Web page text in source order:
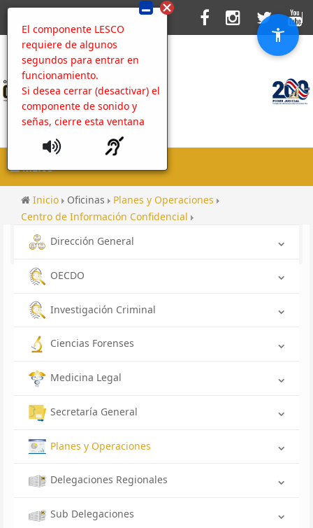
El componente LESCO
requiere de algunos
segundos para entrar en
funcionamiento.
Si desea cerrar (desactivar) el
componente de sonido y
señas, cierre esta ventana
MENU
Inicio Oficinas
Planes y Operaciones
Centro de Información Confidencial
Rendición de cuentas hacia las comunidades 2022
Rendición de cuentas hacia la comunidad 2022
Dirección General
OECDO
Investigación Criminal
Ciencias Forenses
Medicina Legal
Secretaría General
Planes y Operaciones
Delegaciones Regionales
Sub Delegaciones